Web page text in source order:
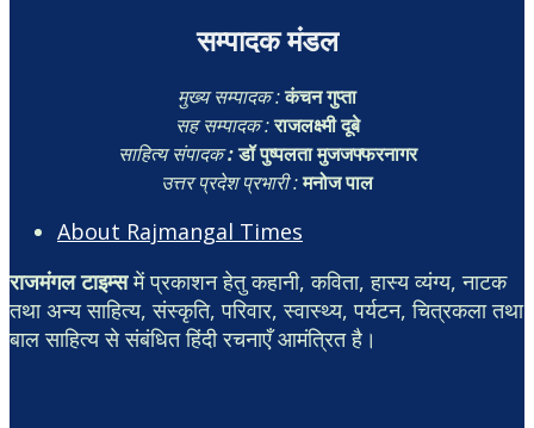
सम्पादक मंडल
मुख्य सम्पादक :कंचन गुप्ता
सह सम्पादक :राजलक्ष्मी दूबे
साहित्य संपादक:डॉ पुष्पलता मुजजफ्फरनागर
उत्तर प्रदेश प्रभारी :मनोज पाल
About Rajmangal Times
राजमंगल टाइम्समें प्रकाशन हेतु कहानी, कविता, हास्य व्यंग्य, नाटक
तथा अन्य साहित्य, संस्कृति, परिवार, स्वास्थ्य, पर्यटन, चित्रकला तथा
बाल साहित्य से संबंधित हिंदी रचनाएँ आमंत्रित है।